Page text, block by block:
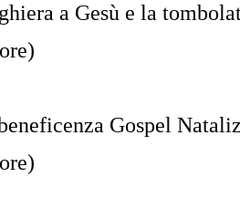
a Gesù e la
Gospel